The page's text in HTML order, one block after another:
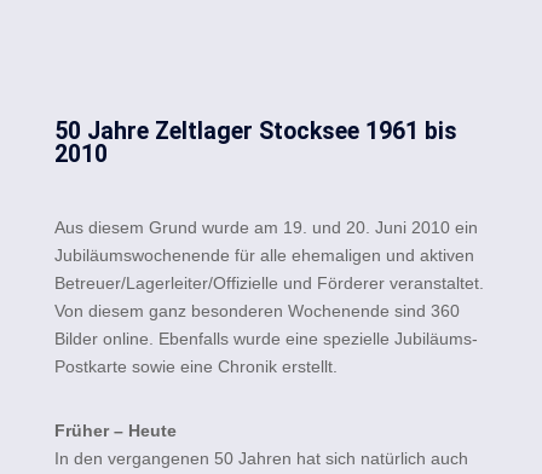
50 Jahre Zeltlager Stocksee 1961 bis
2010
Aus diesem Grund wurde am 19. und 20. Juni 2010 ein
Jubiläumswochenende für alle ehemaligen und aktiven
Betreuer/Lagerleiter/Offizielle und Förderer veranstaltet.
Von diesem ganz besonderen Wochenende sind 360
Bilder online. Ebenfalls wurde eine spezielle Jubiläums-
Postkarte sowie eine Chronik erstellt.
Früher – Heute
In den vergangenen 50 Jahren hat sich natürlich auch